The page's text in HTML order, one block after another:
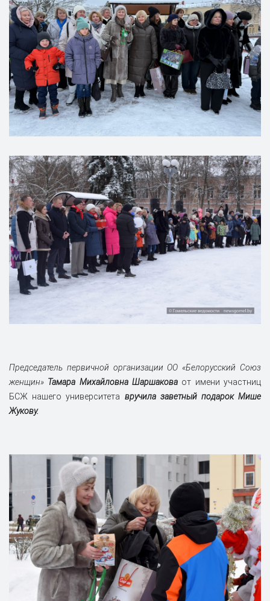
Председатель первичной организации ОО «Белорусский Союз
женщин» Тамара Михайловна Шаршакова от имени участниц
БСЖ нашего университета вручила заветный подарок Мише
Жукову.